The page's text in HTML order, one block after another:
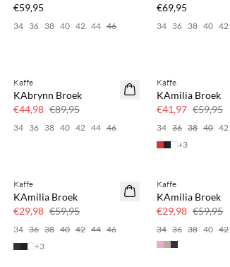
€59,95
34 36 38 40 42 44 46
€69,95
34 36 38 40 42
SAVE20
50% korting
Kaffe
KAbrynn Broek
€44,98 €89,95
34 36 38 40 42 44 46
SAVE20
Kaffe
KAmilia Broek
€41,97 €59,95
34 36 38 40 42
+3
SAVE20
Kaffe
KAmilia Broek
€29,98 €59,95
34 36 38 40 42 44 46
+3
SAVE20
Kaffe
KAmilia Broek
€29,98 €59,95
34 36 38 40 42